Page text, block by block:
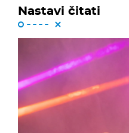
Nastavi čitati